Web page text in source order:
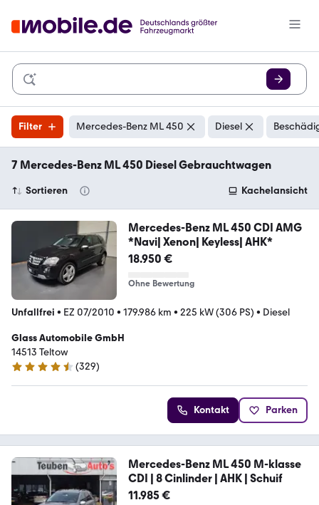
Filter Mercedes-Benz ML 450 Diesel
7 Mercedes-Benz ML 450 Diesel Gebrauchtwagen
Sortieren Kachelansicht
Mercedes-Benz ML 450 CDI AMG
*Navi| Xenon| Keyless| AHK*
18.950 €
Ohne Bewertung
Unfallfrei • EZ 07/2010 • 179.986 km • 225 kW (306 PS) • Diesel
Glass Automobile GmbH
14513 Teltow
4.4 Sterne
(329)
Kontakt Parken
Mercedes-Benz ML 450 M-klasse
CDI | 8 Cinlinder | AHK | Schuif
11.985 €